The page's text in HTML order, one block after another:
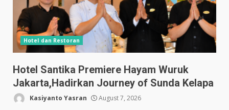
Hotel dan Restoran
Hotel Santika Premiere Hayam Wuruk
Jakarta,Hadirkan Journey of Sunda Kelapa
Kasiyanto Yasran August 7, 2026